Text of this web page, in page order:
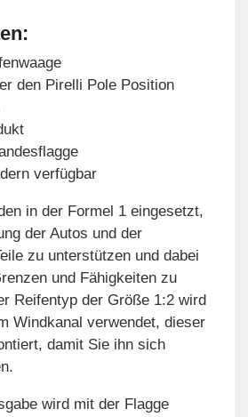
den Pirelli Pole Position
verfügbar
in der Formel 1 eingesetzt,
der Autos und der
zu unterstützen und dabei
und Fähigkeiten zu
Reifentyp der Größe 1:2 wird
Windkanal verwendet, dieser
damit Sie ihn sich
wird mit der Flagge